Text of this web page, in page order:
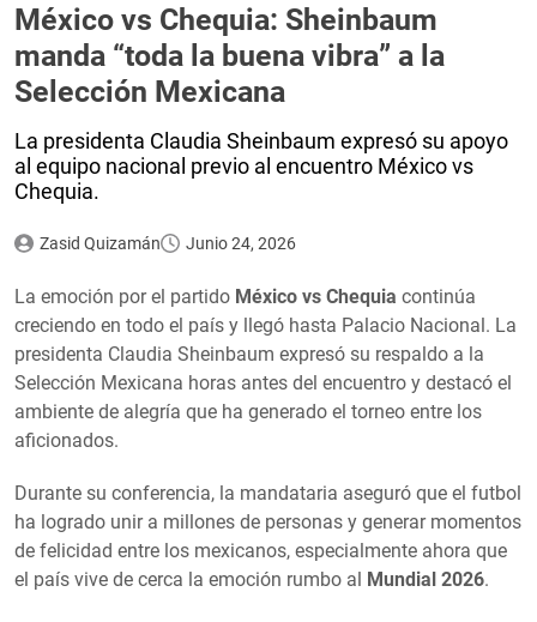
México vs Chequia: Sheinbaum
manda “toda la buena vibra” a la
Selección Mexicana
La presidenta Claudia Sheinbaum expresó su apoyo
al equipo nacional previo al encuentro México vs
Chequia.
Zasid Quizamán Junio 24, 2026
La emoción por el partido México vs Chequia continúa
creciendo en todo el país y llegó hasta Palacio Nacional. La
presidenta Claudia Sheinbaum expresó su respaldo a la
Selección Mexicana horas antes del encuentro y destacó el
ambiente de alegría que ha generado el torneo entre los
aficionados.
Durante su conferencia, la mandataria aseguró que el futbol
ha logrado unir a millones de personas y generar momentos
de felicidad entre los mexicanos, especialmente ahora que
el país vive de cerca la emoción rumbo al Mundial 2026.